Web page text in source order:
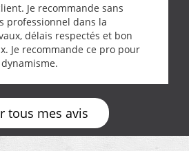
Je recommande sans
professionnel dans la
délais respectés et bon
Je recommande ce pro pour
tous mes avis